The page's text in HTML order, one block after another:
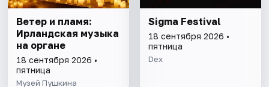
Ветер и пламя:
Ирландская музыка
на органе
18 сентября 2026 •
пятница
Музей Пушкина
Sigma Festival
18 сентября 2026 •
пятница
Dex